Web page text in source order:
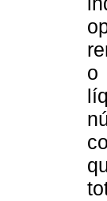
o